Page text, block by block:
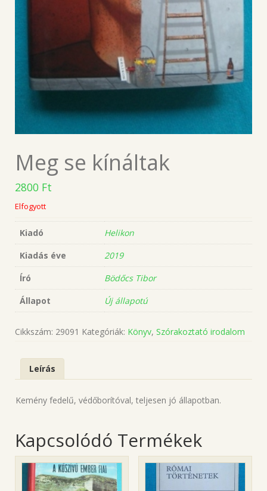
Meg se kínáltak
2800 Ft
Elfogyott
Kiadó
Helikon
Kiadás éve
2019
Író
Bödőcs Tibor
Állapot
Új állapotú
Cikkszám: 29091 Kategóriák: Könyv, Szórakoztató irodalom
Leírás
Kemény fedelű, védőborítóval, teljesen jó állapotban.
Kapcsolódó Termékek